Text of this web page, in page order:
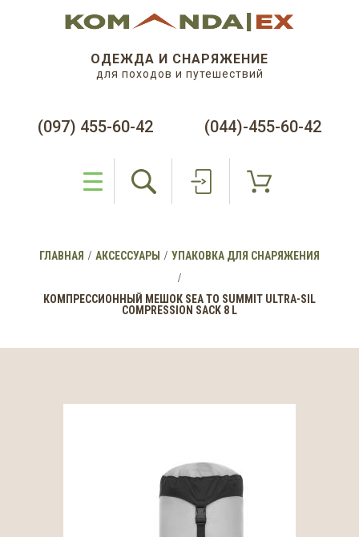
ОДЕЖДА И СНАРЯЖЕНИЕ
для походов и путешествий
(097) 455-60-42 (044)-455-60-42
ГЛАВНАЯ АКСЕССУАРЫ УПАКОВКА ДЛЯ СНАРЯЖЕНИЯ
КОМПРЕССИОННЫЙ МЕШОК SEA TO SUMMIT ULTRA-SIL
COMPRESSION SACK 8 L